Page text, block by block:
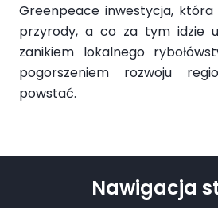
Greenpeace inwestycja, która
przyrody, a co za tym idzie
zanikiem lokalnego
pogorszeniem rozwoju
powstać.
Nawigacja